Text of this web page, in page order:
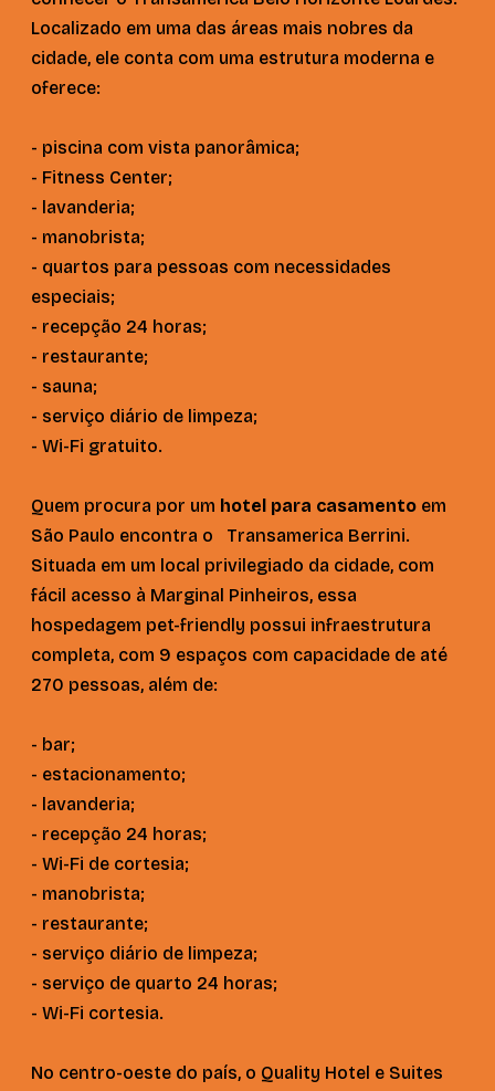
Localizado em uma das áreas mais nobres da
cidade, ele conta com uma estrutura moderna e
oferece:
- piscina com vista panorâmica;
- Fitness Center;
- lavanderia;
- manobrista;
- quartos para pessoas com necessidades
especiais;
- recepção 24 horas;
- restaurante;
- sauna;
- serviço diário de limpeza;
- Wi-Fi gratuito.
Quem procura por um hotel para casamento em
São Paulo encontra o Transamerica Berrini.
Situada em um local privilegiado da cidade, com
fácil acesso à Marginal Pinheiros, essa
hospedagem pet-friendly possui infraestrutura
completa, com 9 espaços com capacidade de até
270 pessoas, além de:
- bar;
- estacionamento;
- lavanderia;
- recepção 24 horas;
- Wi-Fi de cortesia;
- manobrista;
- restaurante;
- serviço diário de limpeza;
- serviço de quarto 24 horas;
- Wi-Fi cortesia.
No centro-oeste do país, o Quality Hotel e Suites